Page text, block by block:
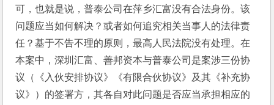
可，也就是说，普泰公司在萍乡汇富没有合法身份。该
问题应当如何解决？或者如何追究相关当事人的法律责
任？基于不告不理的原则，最高人民法院没有处理。在
本案中，深圳汇富、善邦资本与普泰公司是案涉三份协
议（《入伙安排协议》《有限合伙协议》及其《补充协
议》）的签署方，其各自对此问题是否应当承担相应的